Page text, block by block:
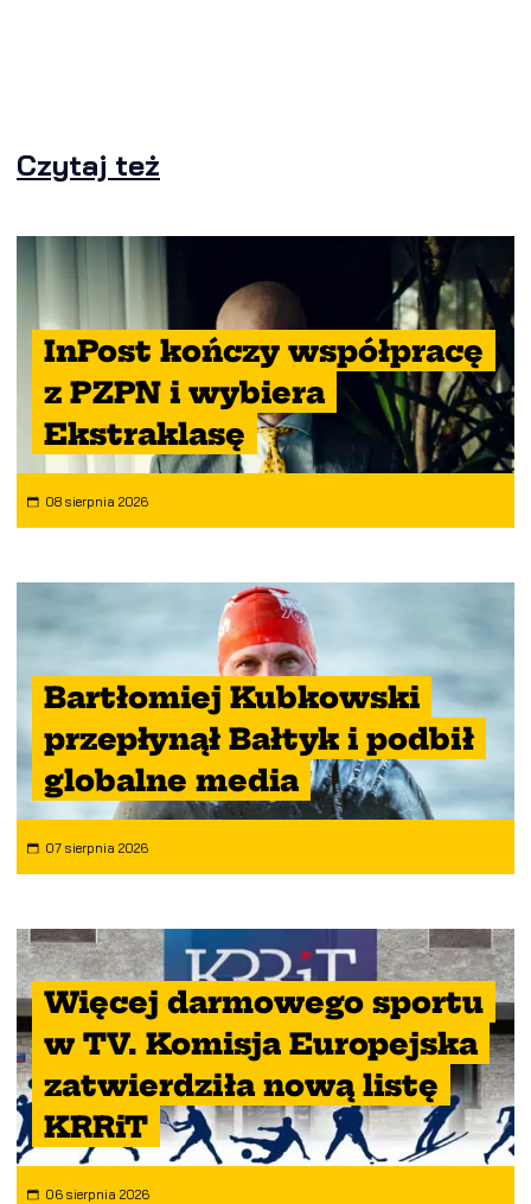
Czytaj też
InPost kończy współpracę
z PZPN i wybiera
Ekstraklasę
08 sierpnia 2026
Bartłomiej Kubkowski
przepłynął Bałtyk i podbił
globalne media
07 sierpnia 2026
Więcej darmowego sportu
w TV. Komisja Europejska
zatwierdziła nową listę
KRRiT
06 sierpnia 2026